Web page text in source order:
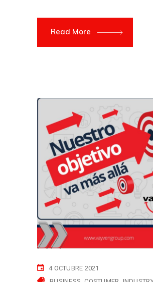
Read More
4 OCTUBRE 2021